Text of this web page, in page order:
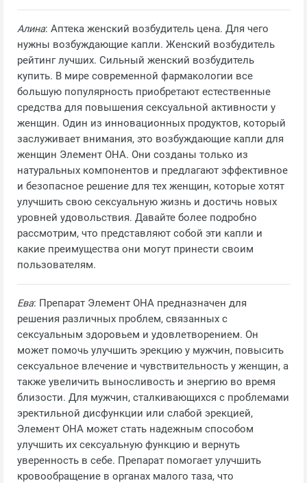
Алина: Аптека женский возбудитель цена. Для чего
нужны возбуждающие капли. Женский возбудитель
рейтинг лучших. Сильный женский возбудитель
купить. В мире современной фармакологии все
большую популярность приобретают естественные
средства для повышения сексуальной активности у
женщин. Один из инновационных продуктов, который
заслуживает внимания, это возбуждающие капли для
женщин Элемент ОНА. Они созданы только из
натуральных компонентов и предлагают эффективное
и безопасное решение для тех женщин, которые хотят
улучшить свою сексуальную жизнь и достичь новых
уровней удовольствия. Давайте более подробно
рассмотрим, что представляют собой эти капли и
какие преимущества они могут принести своим
пользователям.
Ева: Препарат Элемент ОНА предназначен для
решения различных проблем, связанных с
сексуальным здоровьем и удовлетворением. Он
может помочь улучшить эрекцию у мужчин, повысить
сексуальное влечение и чувствительность у женщин, а
также увеличить выносливость и энергию во время
близости. Для мужчин, сталкивающихся с проблемами
эректильной дисфункции или слабой эрекцией,
Элемент ОНА может стать надежным способом
улучшить их сексуальную функцию и вернуть
уверенность в себе. Препарат помогает улучшить
кровообращение в органах малого таза, что